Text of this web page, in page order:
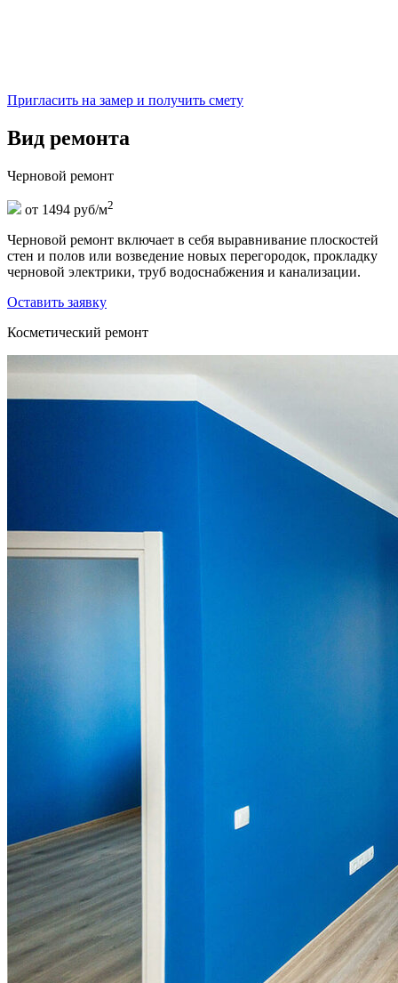
Пригласить на замер и получить смету
Вид ремонта
Черновой ремонт
от 1494 руб/м2
Черновой ремонт включает в себя выравнивание плоскостей
стен и полов или возведение новых перегородок, прокладку
черновой электрики, труб водоснабжения и канализации.
Оставить заявку
Косметический ремонт